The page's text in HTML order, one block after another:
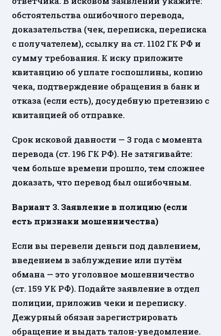
обстоятельства ошибочного перевода,
доказательства (чек, переписка, переписка
с получателем), ссылку на ст. 1102 ГК РФ и
сумму требования. К иску приложите
квитанцию об уплате госпошлины, копию
чека, подтверждение обращения в банк и
отказа (если есть), досудебную претензию с
квитанцией об отправке.
Срок исковой давности — 3 года с момента
перевода (ст. 196 ГК РФ). Не затягивайте:
чем больше времени прошло, тем сложнее
доказать, что перевод был ошибочным.
Вариант 3. Заявление в полицию (если
есть признаки мошенничества)
Если вы перевели деньги под давлением,
введением в заблуждение или путём
обмана — это уголовное мошенничество
(ст. 159 УК РФ). Подайте заявление в отдел
полиции, приложив чеки и переписку.
Дежурный обязан зарегистрировать
обращение и выдать талон-уведомление.